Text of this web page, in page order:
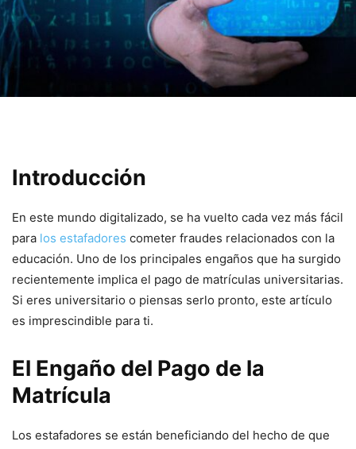
Introducción
En este mundo digitalizado, se ha vuelto cada vez más fácil
para los estafadores cometer fraudes relacionados con la
educación. Uno de los principales engaños que ha surgido
recientemente implica el pago de matrículas universitarias.
Si eres universitario o piensas serlo pronto, este artículo
es imprescindible para ti.
El Engaño del Pago de la
Matrícula
Los estafadores se están beneficiando del hecho de que